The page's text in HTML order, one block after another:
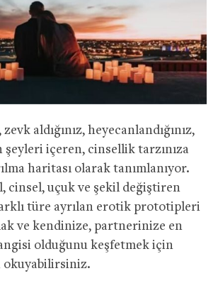
aldığınız, heyecanlandığınız,
içeren, cinsellik tarzınıza
haritası olarak tanımlanıyor.
cinsel, uçuk ve şekil değiştiren
türe ayrılan erotik prototipleri
ve kendinize, partnerinize en
olduğunu keşfetmek için
okuyabilirsiniz.